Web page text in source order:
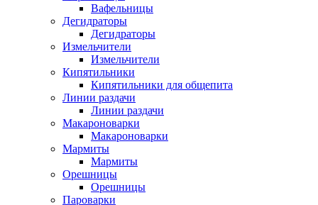
Вафельницы
Дегидраторы
Дегидраторы
Измельчители
Измельчители
Кипятильники
Кипятильники для общепита
Линии раздачи
Линии раздачи
Макароноварки
Макароноварки
Мармиты
Мармиты
Орешницы
Орешницы
Пароварки